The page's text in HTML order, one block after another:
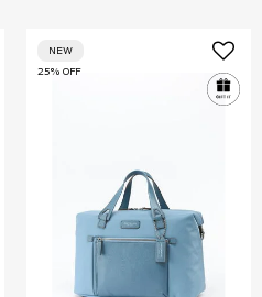
25% OFF
NEW